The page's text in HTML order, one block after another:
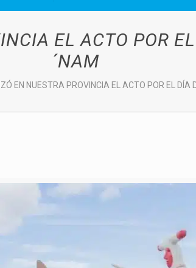
EL ACTO POR
´NAM
EN NUESTRA PROVINCIA EL ACTO POR EL DÍA